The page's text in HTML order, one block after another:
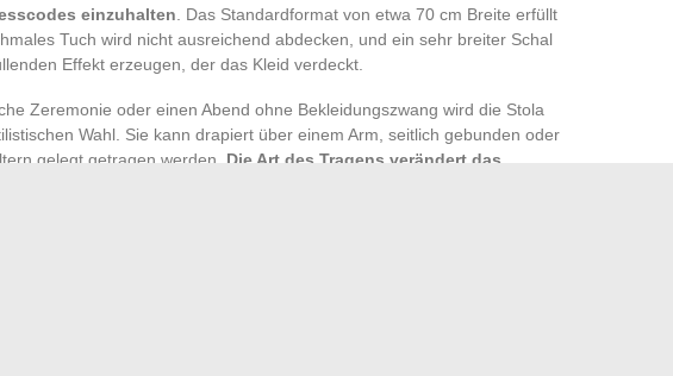
einzuhalten . Das Standardformat von etwa 70 cm Breite erfüllt
Tuch wird nicht ausreichend abdecken, und ein sehr breiter Schal
Effekt erzeugen, der das Kleid verdeckt.
Zeremonie oder einen Abend ohne Bekleidungszwang wird die Stola
Wahl. Sie kann drapiert über einem Arm, seitlich gebunden oder
gelegt getragen werden. Die Art des Tragens verändert das